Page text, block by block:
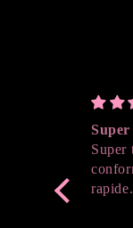
Super